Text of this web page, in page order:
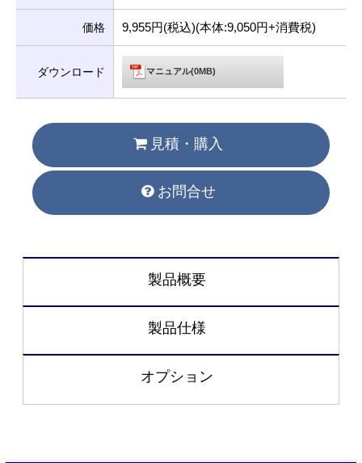
価格 9,955円(税込)(本体:9,050円+消費税)
ダウンロード マニュアル(0MB)
見積・購入
お問合せ
製品概要
製品仕様
オプション